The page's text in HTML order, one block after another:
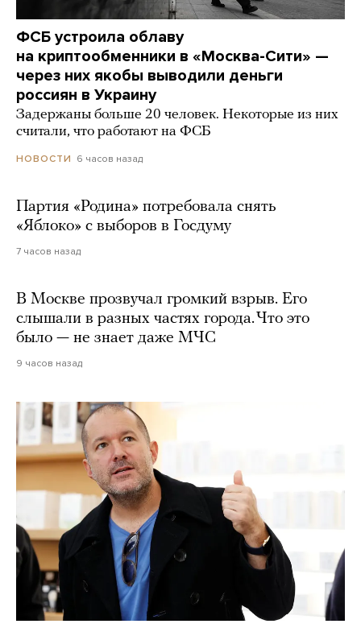
ФСБ устроила облаву
на криптообменники в «Москва-Сити» —
через них якобы выводили деньги
россиян в Украину
Задержаны больше 20 человек. Некоторые из них
считали, что работают на ФСБ
НОВОСТИ 6 часов назад
Партия «Родина» потребовала снять
«Яблоко» с выборов в Госдуму
7 часов назад
В Москве прозвучал громкий взрыв. Его
слышали в разных частях города. Что это
было — не знает даже МЧС
9 часов назад